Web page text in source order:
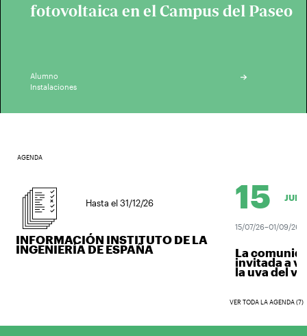
fotovoltaica en el Campus del Paseo
Alumno
Instalaciones
AGENDA
Hasta el 31/12/26
INFORMACIÓN INSTITUTO DE LA
INGENIERÍA DE ESPAÑA
15 JUL.
15/07/26–01/09/26
La
invitada a
la uva del
VER TODA LA AGENDA (7)